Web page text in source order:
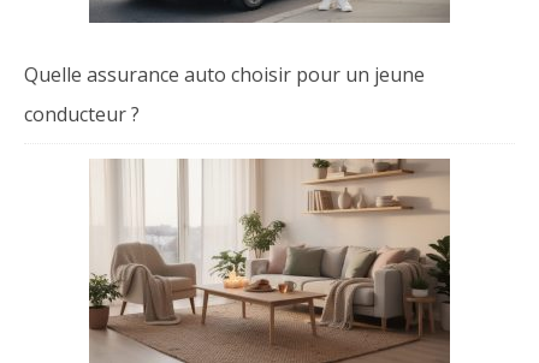
Quelle assurance auto choisir pour un jeune
conducteur ?